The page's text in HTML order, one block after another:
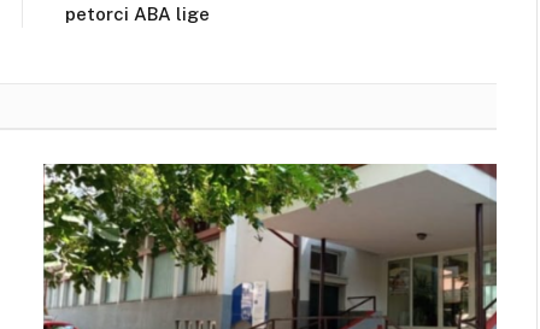
petorci ABA lige